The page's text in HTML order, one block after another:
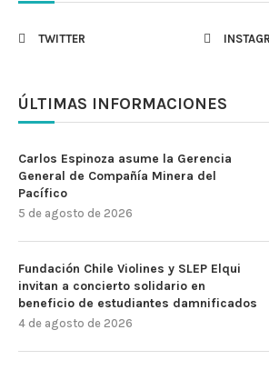
TWITTER
ÚLTIMAS INFORMACIONES
Carlos Espinoza asume la Gerencia
General de Compañía Minera del
Pacífico
5 de agosto de 2026
Fundación Chile Violines y SLEP Elqui
invitan a concierto solidario en
beneficio de estudiantes damnificados
4 de agosto de 2026